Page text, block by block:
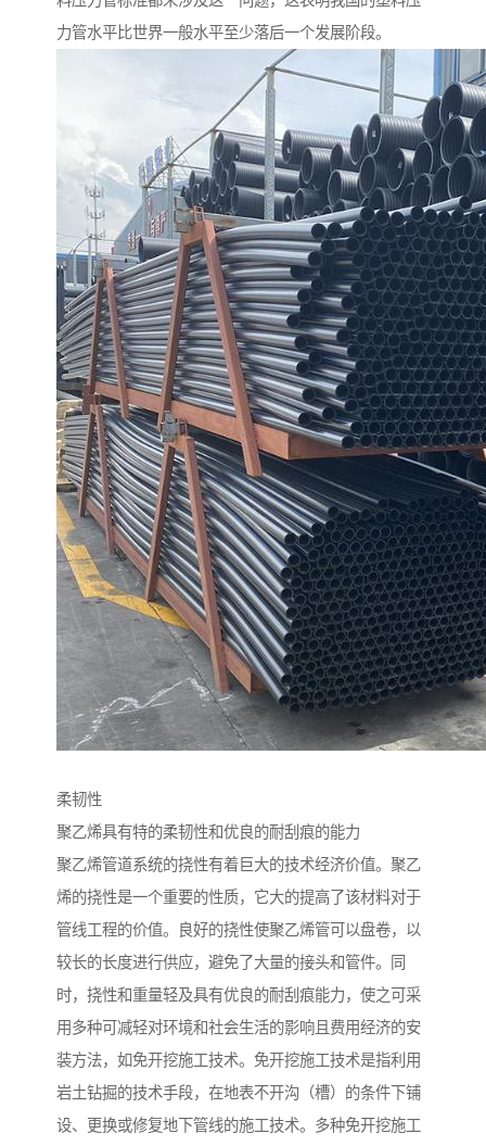
力管水平比世界一般水平至少落后一个发展阶段。
柔韧性
聚乙烯具有特的柔韧性和优良的耐刮痕的能力
聚乙烯管道系统的挠性有着巨大的技术经济价值。聚乙
烯的挠性是一个重要的性质，它大的提高了该材料对于
管线工程的价值。良好的挠性使聚乙烯管可以盘卷，以
较长的长度进行供应，避免了大量的接头和管件。同
时，挠性和重量轻及具有优良的耐刮痕能力，使之可采
用多种可减轻对环境和社会生活的影响且费用经济的安
装方法，如免开挖施工技术。免开挖施工技术是指利用
岩土钻掘的技术手段，在地表不开沟（槽）的条件下铺
设、更换或修复地下管线的施工技术。多种免开挖施工